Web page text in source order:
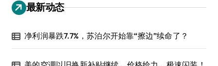
最新动态
净利润暴跌7.7%，苏泊尔开始靠“擦边”续命了？